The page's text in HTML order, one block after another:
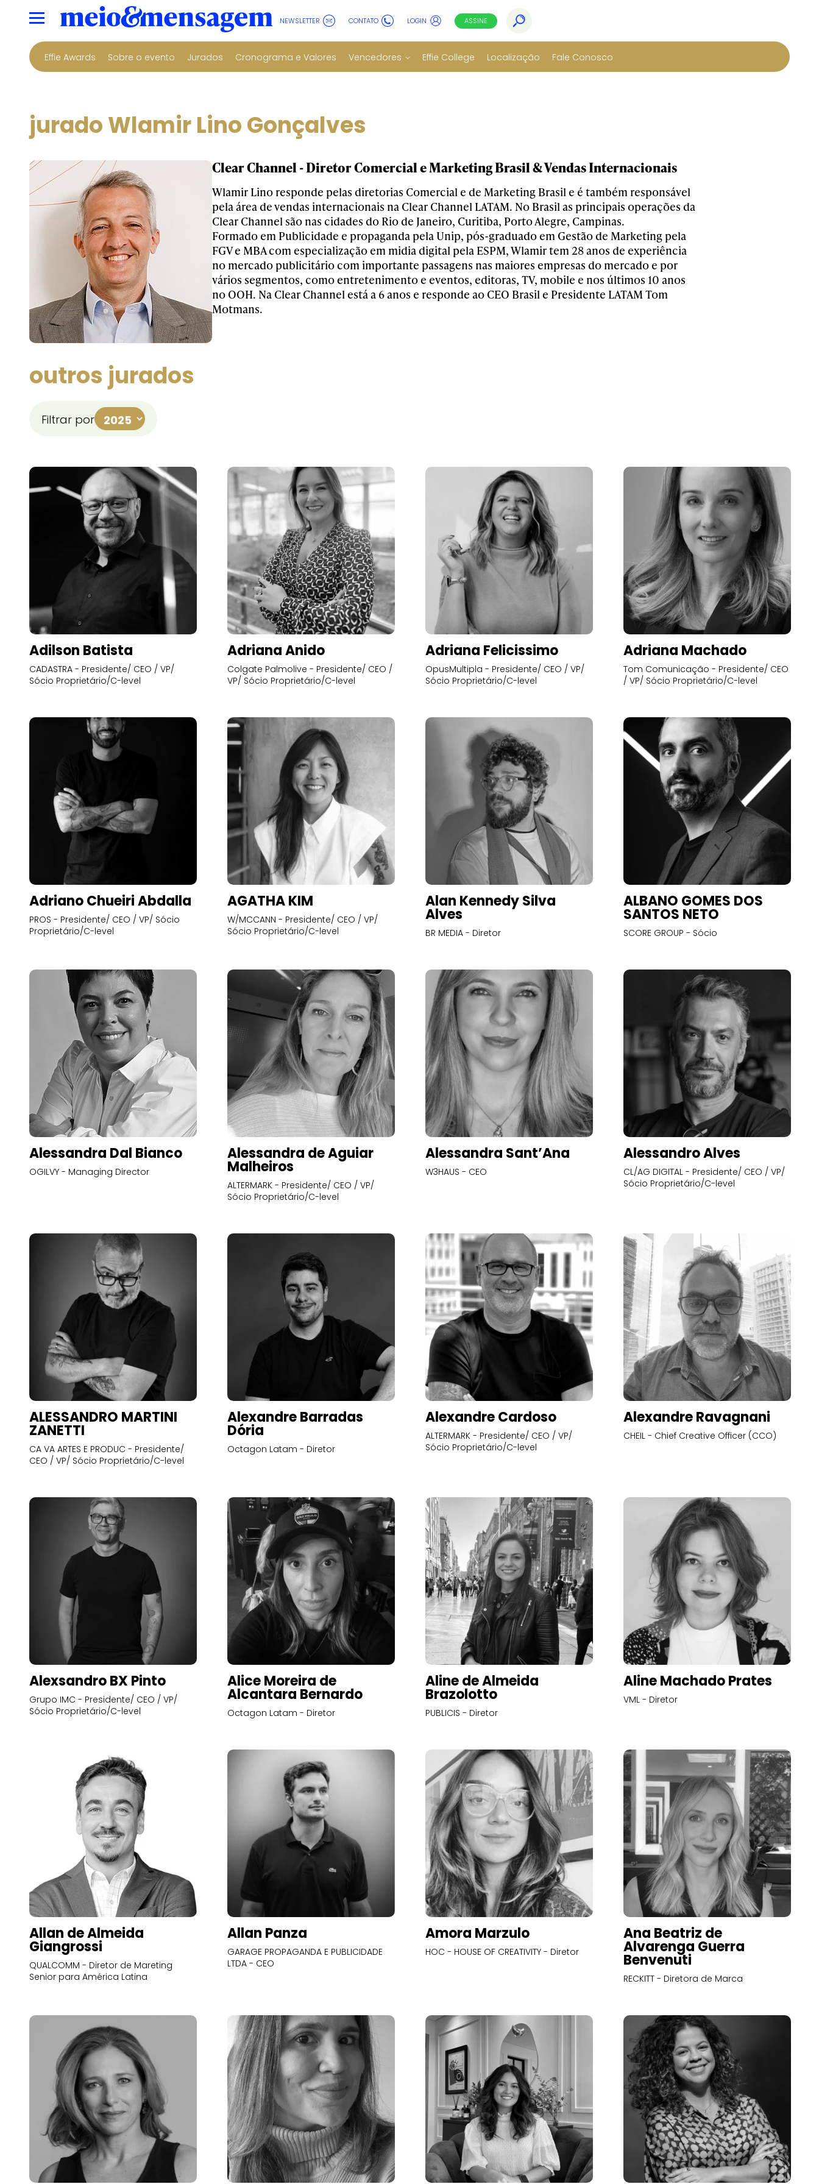
NEWSLETTER CONTATO LOGIN ASSINE
Effie Awards Sobre o evento Jurados Cronograma e Valores Vencedores Effie College Localização Fale Conosco
jurado Wlamir Lino Gonçalves
Clear Channel - Diretor Comercial e Marketing Brasil & Vendas Internacionais
Wlamir Lino responde pelas diretorias Comercial e de Marketing Brasil e é também responsável
pela área de vendas internacionais na Clear Channel LATAM. No Brasil as principais operações da
Clear Channel são nas cidades do Rio de Janeiro, Curitiba, Porto Alegre, Campinas.
Formado em Publicidade e propaganda pela Unip, pós-graduado em Gestão de Marketing pela
FGV e MBA com especialização em midia digital pela ESPM, Wlamir tem 28 anos de experiência
no mercado publicitário com importante passagens nas maiores empresas do mercado e por
vários segmentos, como entretenimento e eventos, editoras, TV, mobile e nos últimos 10 anos
no OOH. Na Clear Channel está a 6 anos e responde ao CEO Brasil e Presidente LATAM Tom
Motmans.
outros jurados
Filtrar por
Adilson Batista
CADASTRA - Presidente/ CEO / VP/
Sócio Proprietário/C-level
Adriana Anido
Colgate Palmolive - Presidente/ CEO /
VP/ Sócio Proprietário/C-level
Adriana Felicissimo
OpusMultipla - Presidente/ CEO / VP/
Sócio Proprietário/C-level
Adriana Machado
Tom Comunicação - Presidente/ CEO
/ VP/ Sócio Proprietário/C-level
Adriano Chueiri Abdalla
PROS - Presidente/ CEO / VP/ Sócio
Proprietário/C-level
AGATHA KIM
W/MCCANN - Presidente/ CEO / VP/
Sócio Proprietário/C-level
Alan Kennedy Silva
Alves
BR MEDIA - Diretor
ALBANO GOMES DOS
SANTOS NETO
SCORE GROUP - Sócio
Alessandra Dal Bianco
OGILVY - Managing Director
Alessandra de Aguiar
Malheiros
ALTERMARK - Presidente/ CEO / VP/
Sócio Proprietário/C-level
Alessandra Sant’Ana
W3HAUS - CEO
Alessandro Alves
CL/AG DIGITAL - Presidente/ CEO / VP/
Sócio Proprietário/C-level
ALESSANDRO MARTINI
ZANETTI
CA VA ARTES E PRODUC - Presidente/
CEO / VP/ Sócio Proprietário/C-level
Alexandre Barradas
Dória
Octagon Latam - Diretor
Alexandre Cardoso
ALTERMARK - Presidente/ CEO / VP/
Sócio Proprietário/C-level
Alexandre Ravagnani
CHEIL - Chief Creative Officer (CCO)
Alexsandro BX Pinto
Grupo IMC - Presidente/ CEO / VP/
Sócio Proprietário/C-level
Alice Moreira de
Alcantara Bernardo
Octagon Latam - Diretor
Aline de Almeida
Brazolotto
PUBLICIS - Diretor
Aline Machado Prates
VML - Diretor
Allan de Almeida
Giangrossi
QUALCOMM - Diretor de Mareting
Senior para América Latina
Allan Panza
GARAGE PROPAGANDA E PUBLICIDADE
LTDA - CEO
Amora Marzulo
HOC - HOUSE OF CREATIVITY - Diretor
Ana Beatriz de
Alvarenga Guerra
Benvenuti
RECKITT - Diretora de Marca